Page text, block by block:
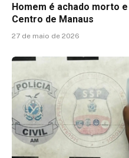
Homem é achado morto
Centro de Manaus
27 de maio de 2026